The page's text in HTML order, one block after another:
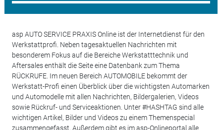
asp AUTO SERVICE PRAXIS Online ist der Internetdienst für den
Werkstattprofi. Neben tagesaktuellen Nachrichten mit
besonderem Fokus auf die Bereiche Werkstatttechnik und
Aftersales enthält die Seite eine Datenbank zum Thema
RÜCKRUFE. Im neuen Bereich AUTOMOBILE bekommt der
Werkstatt-Profi einen Überblick über die wichtigsten Automarken
und Automodelle mit allen Nachrichten, Bildergalerien, Videos
sowie Rückruf- und Serviceaktionen. Unter #HASHTAG sind alle
wichtigen Artikel, Bilder und Videos zu einem Themenspecial
zusammengefasst. Außerdem gibt es im asp-Onlineportal alle